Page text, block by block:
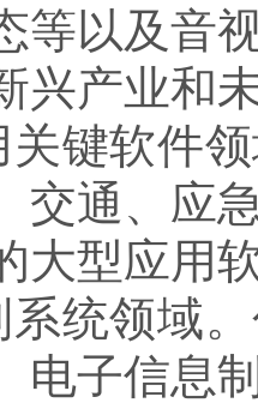
等以及音
兴产业和
关键软件
交通、应
大型应用
系统领域
电子信息